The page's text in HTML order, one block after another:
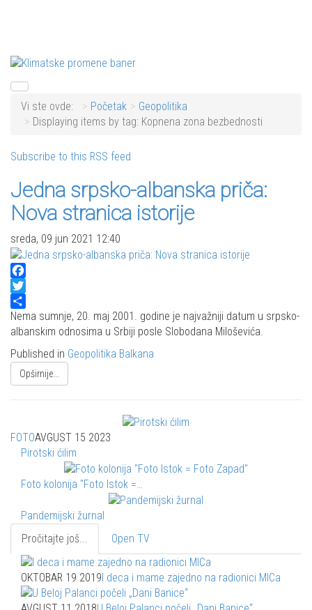
Vi ste ovde: Početak
Geopolitika
Displaying items by tag: Kopnena zona bezbednosti
Subscribe to this RSS feed
Jedna srpsko-albanska priča:
Nova stranica istorije
sreda, 09 jun 2021 12:40
Facebook
Twitter
Share
Nema sumnje, 20. maj 2001. godine je najvažniji datum u srpsko-
albanskim odnosima u Srbiji posle Slobodana Miloševića.
Published in Geopolitika Balkana
Opširnije...
FOTOAVGUST 15 2023
Pirotski ćilim
Foto kolonija "Foto Istok =…
Pandemijski žurnal
Pročitajte još...
Open TV
OKTOBAR 19 2019I deca i mame zajedno na radionici MICa